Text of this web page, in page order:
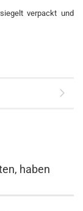
verpackt und
haben